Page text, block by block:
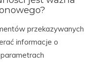
przekazywanych
informacje o